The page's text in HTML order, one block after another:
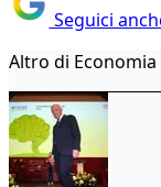
Seguici
Altro di Economia